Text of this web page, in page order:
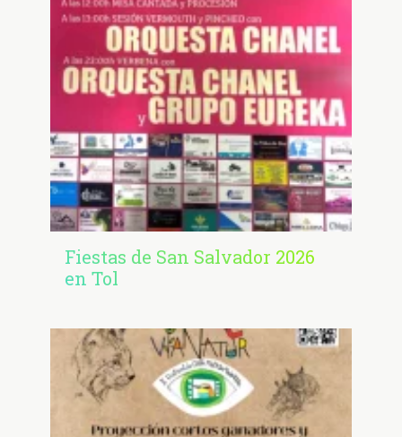
Fiestas de San Salvador 2026
en Tol